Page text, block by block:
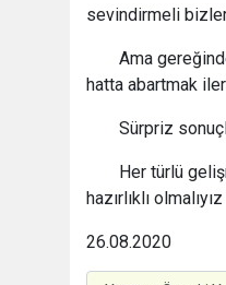
sevindirmeli
Ama
hatta abartmak
Sürpriz
Her türlü
hazırlıklı olmalıyız
26.08.2020